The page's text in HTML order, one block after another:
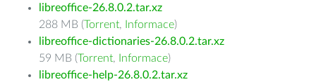
libreoffice-26.8.0.2.tar.xz
288 MB (Torrent, Informace)
libreoffice-dictionaries-26.8.0.2.tar.xz
59 MB (Torrent, Informace)
libreoffice-help-26.8.0.2.tar.xz